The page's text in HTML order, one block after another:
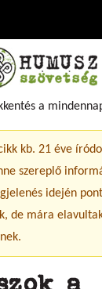
a
üzenet
kb. 21 éve
szereplő
idején
de mára